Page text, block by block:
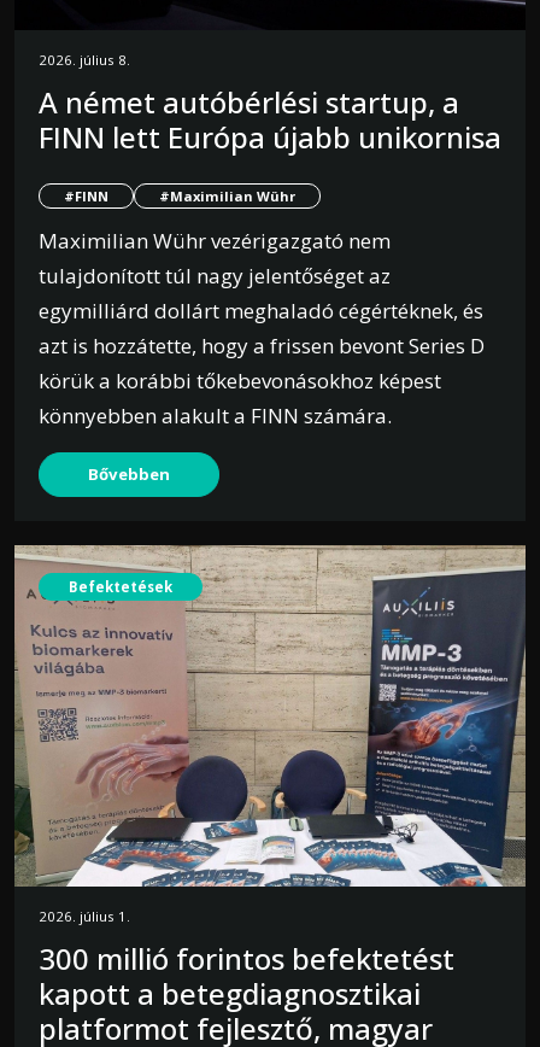
2026. július 8.
A német autóbérlési startup, a
FINN lett Európa újabb unikornisa
#FINN #Maximilian Wühr
Maximilian Wühr vezérigazgató nem
tulajdonított túl nagy jelentőséget az
egymilliárd dollárt meghaladó cégértéknek, és
azt is hozzátette, hogy a frissen bevont Series D
körük a korábbi tőkebevonásokhoz képest
könnyebben alakult a FINN számára.
Bővebben
Befektetések
2026. július 1.
300 millió forintos befektetést
kapott a betegdiagnosztikai
platformot fejlesztő, magyar